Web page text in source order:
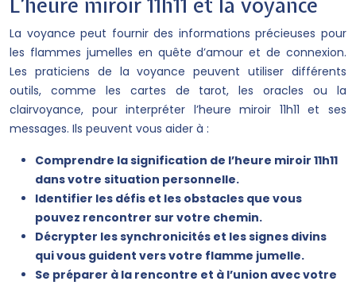
La voyance peut fournir des informations précieuses pour
les flammes jumelles en quête d’amour et de connexion.
Les praticiens de la voyance peuvent utiliser différents
outils, comme les cartes de tarot, les oracles ou la
clairvoyance, pour interpréter l’heure miroir 11h11 et ses
messages. Ils peuvent vous aider à :
Comprendre la signification de l’heure miroir 11h11
dans votre situation personnelle.
Identifier les défis et les obstacles que vous
pouvez rencontrer sur votre chemin.
Décrypter les synchronicités et les signes divins
qui vous guident vers votre flamme jumelle.
Se préparer à la rencontre et à l’union avec votre